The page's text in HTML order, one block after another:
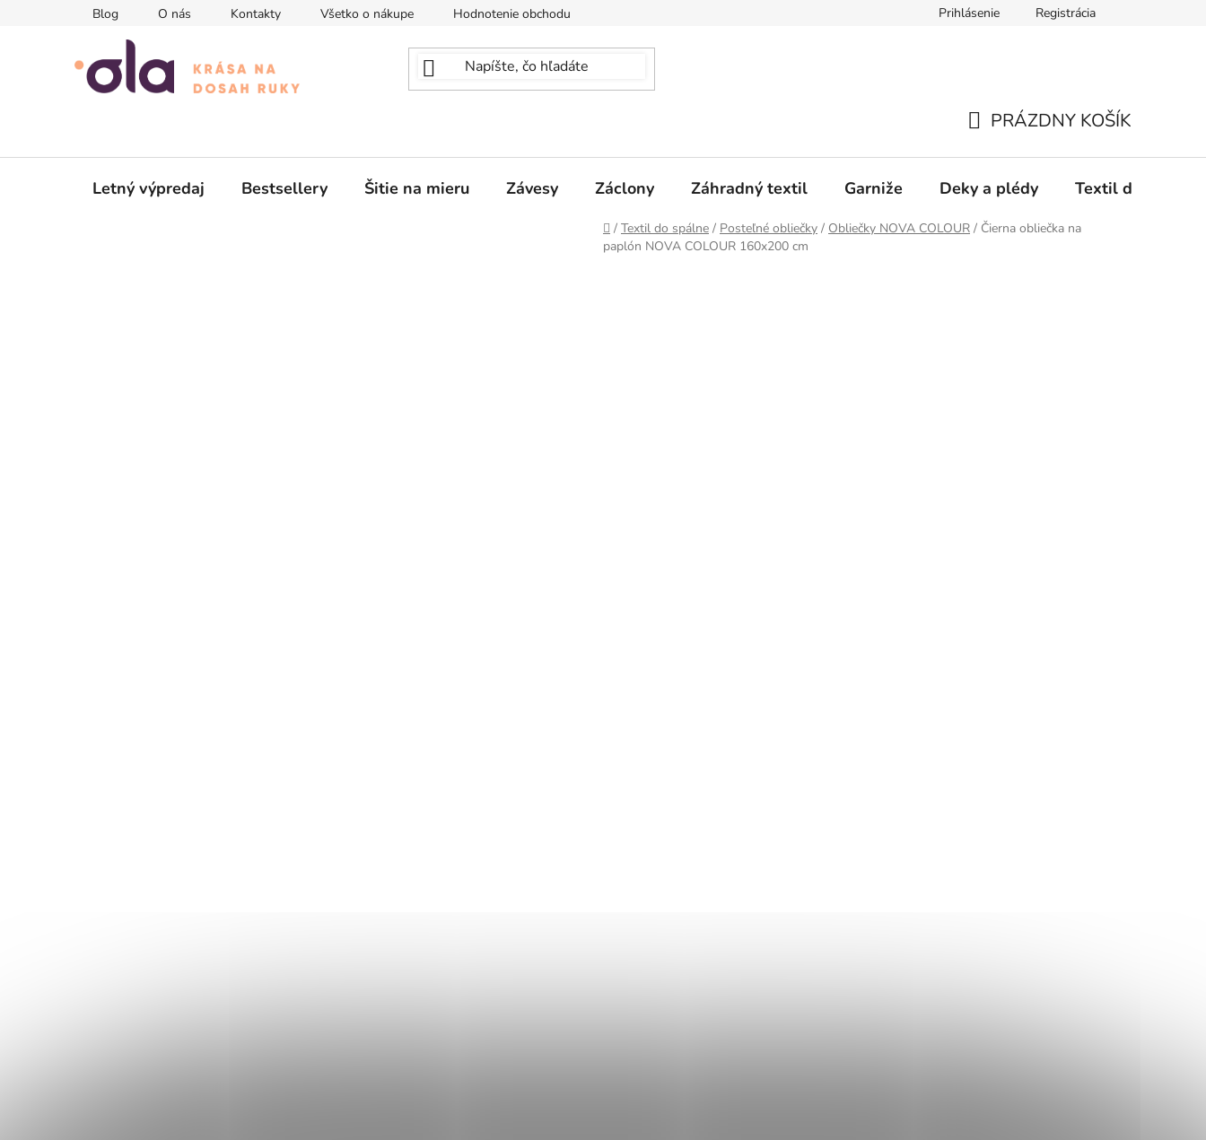
Blog O nás Kontakty Všetko o nákupe Hodnotenie obchodu Prihlásenie Registrácia
KOŠÍK
PRÁZDNY KOŠÍK
Letný výpredaj Bestsellery Šitie na mieru Závesy Záclony Záhradný textil Garniže Deky a plédy Textil do spálne
Domov
/ Textil do spálne / Posteľné obliečky / Obliečky NOVA COLOUR / Čierna obliečka na
paplón NOVA COLOUR 160x200 cm